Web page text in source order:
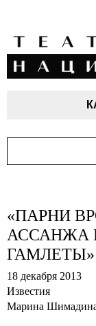
«ПАРНИ
АССАНЖА
ГАМЛЕТЫ»
18 декабря 2013
Известия
Марина